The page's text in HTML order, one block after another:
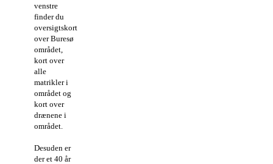
venstre
finder du
oversigtskort
over Buresø
området,
kort over
alle
matrikler i
området og
kort over
drænene i
området.
Desuden er
der et 40 år